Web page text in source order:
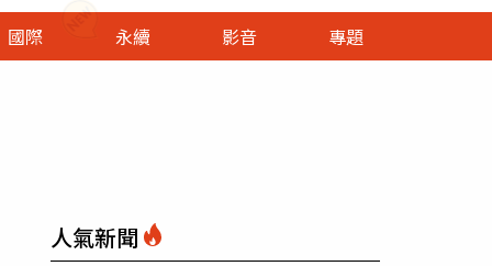
國際 永續 影音 專題
人氣新聞